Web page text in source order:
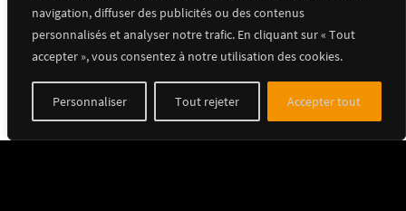
navigation, diffuser des publicités ou des contenus
personnalisés et analyser notre trafic. En cliquant sur « Tout
accepter », vous consentez à notre utilisation des cookies.
Personnaliser Tout rejeter Accepter tout
Ajouter au calendrier